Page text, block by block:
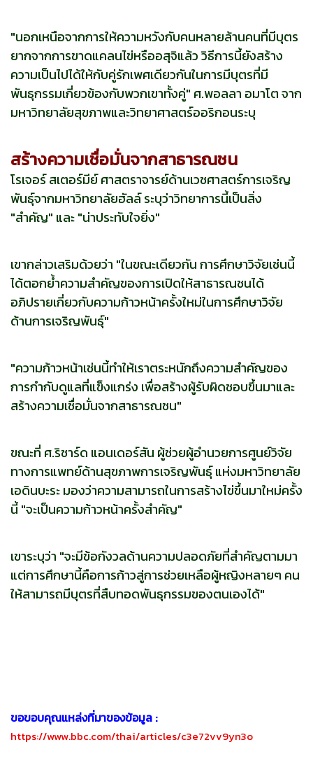
"นอกเหนือจากการให้ความหวังกับคนหลายล้านคนที่มีบุตร
ยากจากการขาดแคลนไข่หรืออสุจิแล้ว วิธีการนี้ยังสร้าง
ความเป็นไปได้ให้กับคู่รักเพศเดียวกันในการมีบุตรที่มี
พันธุกรรมเกี่ยวข้องกับพวกเขาทั้งคู่" ศ.พอลลา อมาโต จาก
มหาวิทยาลัยสุขภาพและวิทยาศาสตร์ออริกอนระบุ
สร้างความเชื่อมั่นจากสาธารณชน
โรเจอร์ สเตอร์มีย์ ศาสตราจารย์ด้านเวชศาสตร์การเจริญ
พันธุ์จากมหาวิทยาลัยฮัลล์ ระบุว่าวิทยาการนี้เป็นสิ่ง
"สำคัญ" และ "น่าประทับใจยิ่ง"
เขากล่าวเสริมด้วยว่า "ในขณะเดียวกัน การศึกษาวิจัยเช่นนี้
ได้ตอกย้ำความสำคัญของการเปิดให้สาธารณชนได้
อภิปรายเกี่ยวกับความก้าวหน้าครั้งใหม่ในการศึกษาวิจัย
ด้านการเจริญพันธุ์"
"ความก้าวหน้าเช่นนี้ทำให้เราตระหนักถึงความสำคัญของ
การกำกับดูแลที่แข็งแกร่ง เพื่อสร้างผู้รับผิดชอบขึ้นมาและ
สร้างความเชื่อมั่นจากสาธารณชน"
ขณะที่ ศ.ริชาร์ด แอนเดอร์สัน ผู้ช่วยผู้อำนวยการศูนย์วิจัย
ทางการแพทย์ด้านสุขภาพการเจริญพันธุ์ แห่งมหาวิทยาลัย
เอดินบะระ มองว่าความสามารถในการสร้างไข่ขึ้นมาใหม่ครั้ง
นี้ "จะเป็นความก้าวหน้าครั้งสำคัญ"
เขาระบุว่า "จะมีข้อกังวลด้านความปลอดภัยที่สำคัญตามมา
แต่การศึกษานี้คือการก้าวสู่การช่วยเหลือผู้หญิงหลายๆ คน
ให้สามารถมีบุตรที่สืบทอดพันธุกรรมของตนเองได้"
ขอขอบคุณแหล่งที่มาของข้อมูล :
https://www.bbc.com/thai/articles/c3e72vv9yn3o